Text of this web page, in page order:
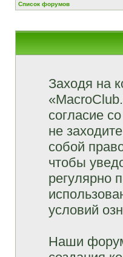
Список форумов
Заходя на
согласие
не
собой
чтобы
регулярно
условий
Наши